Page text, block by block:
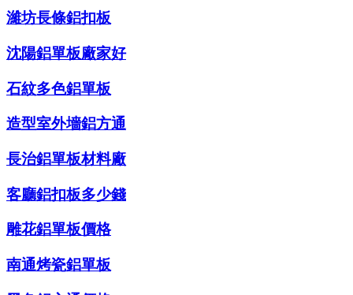
濰坊長條鋁扣板
沈陽鋁單板廠家好
石紋多色鋁單板
造型室外墻鋁方通
長治鋁單板材料廠
客廳鋁扣板多少錢
雕花鋁單板價格
南通烤瓷鋁單板